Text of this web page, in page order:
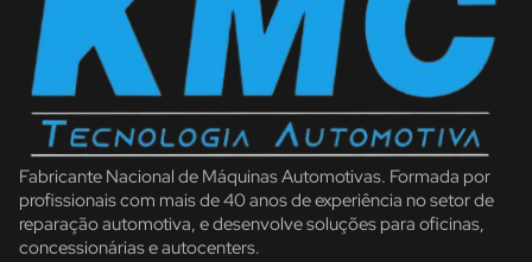
Fabricante Nacional de Máquinas Automotivas. Formada por
profissionais com mais de 40 anos de experiência no setor de
reparação automotiva, e desenvolve soluções para oficinas,
concessionárias e autocenters.